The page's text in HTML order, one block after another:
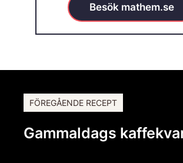
Besök mathem.se
FÖREGÅENDE RECEPT
Gammaldags